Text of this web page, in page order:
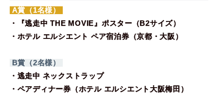
A賞（1名様）
・『逃走中 THE MOVIE』ポスター（B2サイズ）
・ホテル エルシエント ペア宿泊券（京都・大阪）
B賞（2名様）
・逃走中 ネックストラップ
・ペアディナー券（ホテル エルシエント大阪梅田）